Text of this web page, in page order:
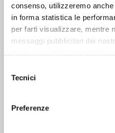
consenso, utilizzeremo
in forma statistica le
per farti visualizzare, mentre
messaggi pubblicitari dei
delTecnici
Preferenze